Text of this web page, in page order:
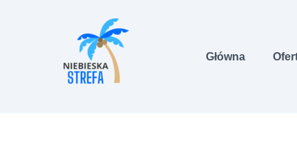
Główna